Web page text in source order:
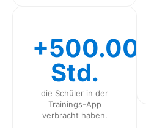
Std.
die Schüler in der
Trainings-App
verbracht haben.